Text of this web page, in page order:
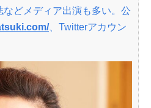
などメディア出演も多い。公
、Twitterアカウン